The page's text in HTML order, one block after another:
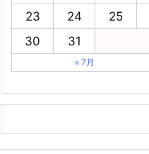
23
24 25
30
31
« 7月